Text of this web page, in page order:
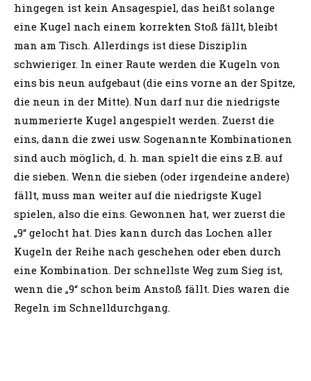
hingegen ist kein Ansagespiel, das heißt solange
eine Kugel nach einem korrekten Stoß fällt, bleibt
man am Tisch. Allerdings ist diese Disziplin
schwieriger. In einer Raute werden die Kugeln von
eins bis neun aufgebaut (die eins vorne an der Spitze,
die neun in der Mitte). Nun darf nur die niedrigste
nummerierte Kugel angespielt werden. Zuerst die
eins, dann die zwei usw. Sogenannte Kombinationen
sind auch möglich, d. h. man spielt die eins z.B. auf
die sieben. Wenn die sieben (oder irgendeine andere)
fällt, muss man weiter auf die niedrigste Kugel
spielen, also die eins. Gewonnen hat, wer zuerst die
„9“ gelocht hat. Dies kann durch das Lochen aller
Kugeln der Reihe nach geschehen oder eben durch
eine Kombination. Der schnellste Weg zum Sieg ist,
wenn die „9“ schon beim Anstoß fällt. Dies waren die
Regeln im Schnelldurchgang.